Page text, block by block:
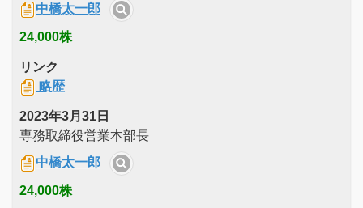
中橋太一郎
24,000株
リンク
略歴
2023年3月31日
専務取締役営業本部長
中橋太一郎
24,000株